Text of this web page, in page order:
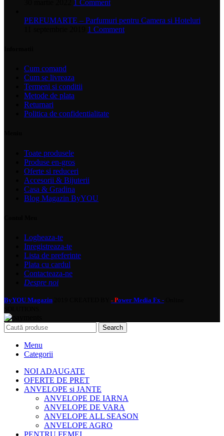
1 Comment
PERFUMARTE – Parfumuri pentru Camera si Hoteluri
1 Comment
Cum comand
Cum se livreaza
Termeni si conditii
Metode de plata
Returnari
Politica de confidentialitate
Toate produsele
Produse en-gros
Oferte si reduceri
Accesorii & Bijuterii
Casa & Gradina
Blog Magazin ByYOU
Logheaza-te
Inregistreaza-te
Lista de preferinte
Plata cu cardul
Contacteaza-ne
Despre noi
ByYOU Magazin - Power Media Fx -
Search
Menu
Categorii
NOI ADAUGATE
OFERTE DE PRET
ANVELOPE si JANTE
ANVELOPE DE IARNA
ANVELOPE DE VARA
ANVELOPE ALL SEASON
ANVELOPE AGRO
PENTRU FEMEI